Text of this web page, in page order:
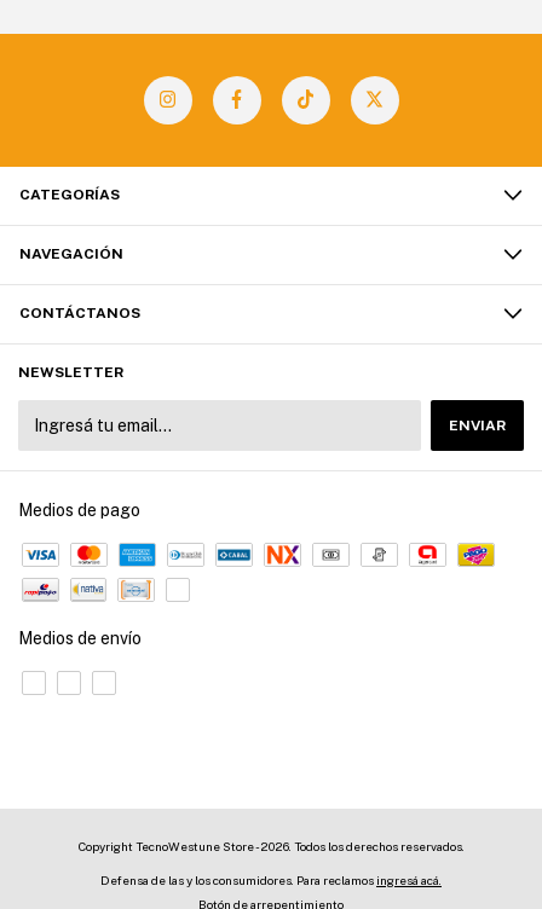
CATEGORÍAS
NAVEGACIÓN
CONTÁCTANOS
NEWSLETTER
Medios de pago
Medios de envío
Copyright TecnoWestune Store - 2026. Todos los derechos reservados.
Defensa de las y los consumidores. Para reclamos ingresá acá.
Botón de arrepentimiento